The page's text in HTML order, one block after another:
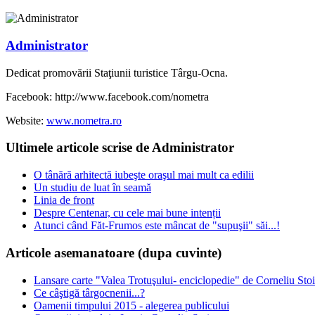
Administrator
Dedicat promovării Staţiunii turistice Târgu-Ocna.
Facebook: http://www.facebook.com/nometra
Website: www.nometra.ro
Ultimele articole scrise de Administrator
O tânără arhitectă iubeşte oraşul mai mult ca edilii
Un studiu de luat în seamă
Linia de front
Despre Centenar, cu cele mai bune intenții
Atunci când Făt-Frumos este mâncat de "supuşii" săi...!
Articole asemanatoare (dupa cuvinte)
Lansare carte "Valea Trotuşului- enciclopedie" de Corneliu
Ce câştigă târgocnenii...?
Oamenii timpului 2015 - alegerea publicului